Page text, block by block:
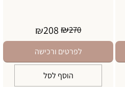
₪270
₪208
לפרטים ורכישה
הוסף לסל